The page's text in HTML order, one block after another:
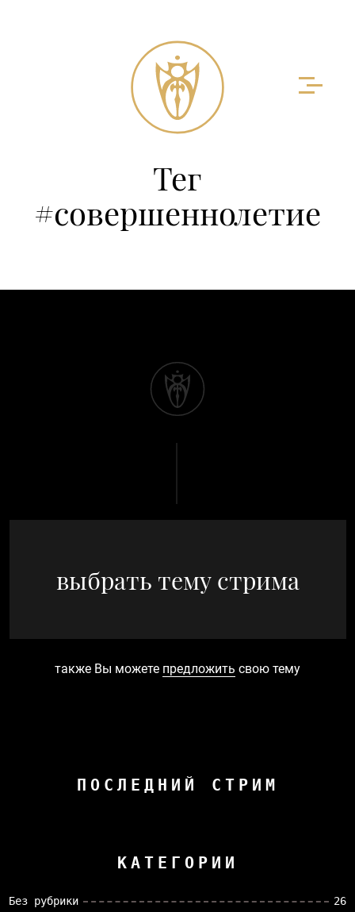
Тег
#совершеннолетие
выбрать тему стрима
также Вы можете предложить свою тему
ПОСЛЕДНИЙ СТРИМ
КАТЕГОРИИ
Без рубрики
26